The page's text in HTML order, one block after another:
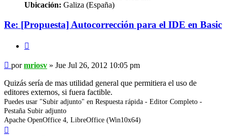
Ubicación: Galiza (España)
Re: [Propuesta] Autocorrección para el IDE en Basic
Mensaje
pormriosv » Jue Jul 26, 2012 10:05 pm
Quizás sería de mas utilidad general que permitiera el uso de
editores externos, si fuera factible.
Puedes usar "Subir adjunto" en Respuesta rápida - Editor Completo -
Pestaña Subir adjunto
Apache OpenOffice 4, LibreOffice (Win10x64)